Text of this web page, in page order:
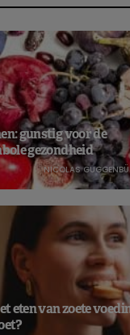
gunstig voor de
gezondheid
NICOLAS
eten van zoete